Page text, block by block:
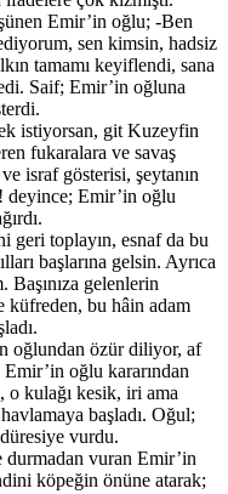
Emir’in oğlu; -Ben
sen kimsin, hadsiz
tamamı keyiflendi, sana
Saif; Emir’in oğluna
istiyorsan, git Kuzeyfin
fukaralara ve savaş
israf gösterisi, şeytanın
deyince; Emir’in oğlu
geri toplayın, esnaf da bu
başlarına gelsin. Ayrıca
Başınıza gelenlerin
küfreden, bu hâin adam
oğlundan özür diliyor, af
oğlu kararından
o kulağı kesik, iri ama
başladı. Oğul;
vurdu.
durmadan vuran Emir’in
köpeğin önüne atarak;